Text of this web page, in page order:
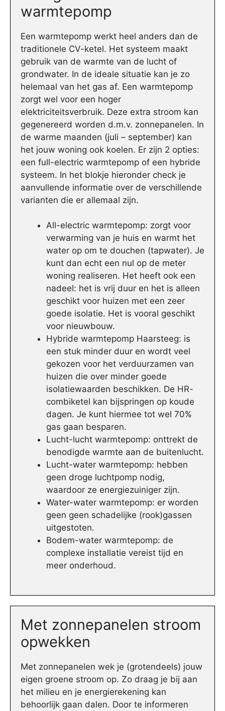
warmtepomp
Een warmtepomp werkt heel anders dan de
traditionele CV-ketel. Het systeem maakt
gebruik van de warmte van de lucht of
grondwater. In de ideale situatie kan je zo
helemaal van het gas af. Een warmtepomp
zorgt wel voor een hoger
elektriciteitsverbruik. Deze extra stroom kan
gegenereerd worden d.m.v. zonnepanelen. In
de warme maanden (juli – september) kan
het jouw woning ook koelen. Er zijn 2 opties:
een full-electric warmtepomp of een hybride
systeem. In het blokje hieronder check je
aanvullende informatie over de verschillende
varianten die er allemaal zijn.
All-electric warmtepomp: zorgt voor
verwarming van je huis en warmt het
water op om te douchen (tapwater). Je
kunt dan echt een nul op de meter
woning realiseren. Het heeft ook een
nadeel: het is vrij duur en het is alleen
geschikt voor huizen met een zeer
goede isolatie. Het is vooral geschikt
voor nieuwbouw.
Hybride warmtepomp Haarsteeg: is
een stuk minder duur en wordt veel
gekozen voor het verduurzamen van
huizen die over minder goede
isolatiewaarden beschikken. De HR-
combiketel kan bijspringen op koude
dagen. Je kunt hiermee tot wel 70%
gas gaan besparen.
Lucht-lucht warmtepomp: onttrekt de
benodigde warmte aan de buitenlucht.
Lucht-water warmtepomp: hebben
geen droge luchtpomp nodig,
waardoor ze energiezuiniger zijn.
Water-water warmtepomp: er worden
geen geen schadelijke (rook)gassen
uitgestoten.
Bodem-water warmtepomp: de
complexe installatie vereist tijd en
meer onderhoud.
Met zonnepanelen stroom
opwekken
Met zonnepanelen wek je (grotendeels) jouw
eigen groene stroom op. Zo draag je bij aan
het milieu en je energierekening kan
behoorlijk gaan dalen. Door te informeren